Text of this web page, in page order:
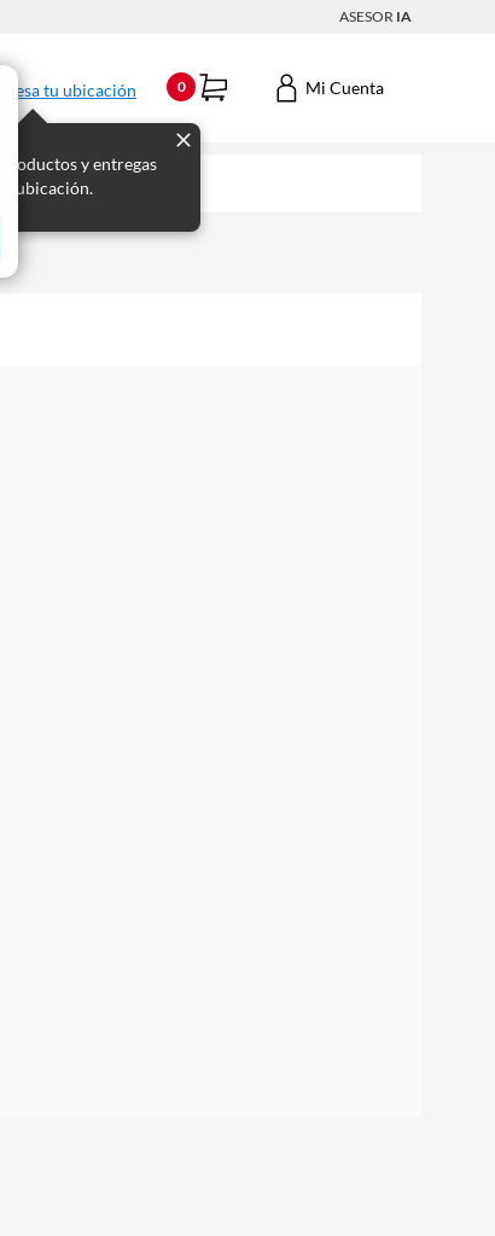
ASESOR IA
tu ubicación
y entregas
ubicación.
0 Mi Cuenta